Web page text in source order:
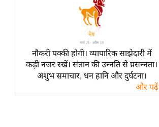
त्योहार
राशिफल
विशेष
विश्लेषण
नौकरी पक्की होगी। व्यापारिक साझेदारी में
कड़ी नजर रखें। संतान की उन्नति से प्रसन्नता।
अशुभ समाचार, धन हानि और दुर्घटना।
और पढ़ें